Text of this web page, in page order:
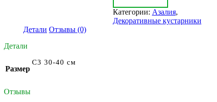
(Azalea
Golden
Категории: Азалия,
Декоративные кустарники
Детали Отзывы (0)
Детали
Размер
С3 30-40 см
Отзывы